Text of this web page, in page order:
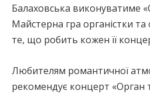
Балаховська виконуватиме
Майстерна гра органістки
те, що робить кожен її
Любителям романтичної
рекомендує концерт «Орган